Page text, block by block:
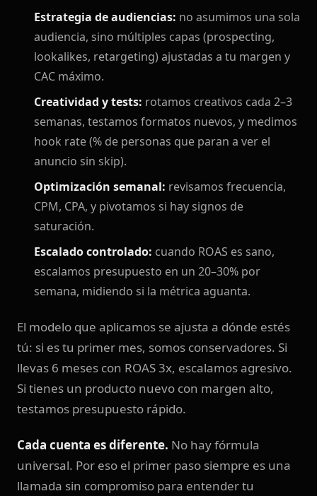
Estrategia de audiencias: no asumimos una sola
audiencia, sino múltiples capas (prospecting,
lookalikes, retargeting) ajustadas a tu margen y
CAC máximo.
Creatividad y tests: rotamos creativos cada 2–3
semanas, testamos formatos nuevos, y medimos
hook rate (% de personas que paran a ver el
anuncio sin skip).
Optimización semanal: revisamos frecuencia,
CPM, CPA, y pivotamos si hay signos de
saturación.
Escalado controlado: cuando ROAS es sano,
escalamos presupuesto en un 20–30% por
semana, midiendo si la métrica aguanta.
El modelo que aplicamos se ajusta a dónde estés
tú: si es tu primer mes, somos conservadores. Si
llevas 6 meses con ROAS 3x, escalamos agresivo.
Si tienes un producto nuevo con margen alto,
testamos presupuesto rápido.
Cada cuenta es diferente. No hay fórmula
universal. Por eso el primer paso siempre es una
llamada sin compromiso para entender tu